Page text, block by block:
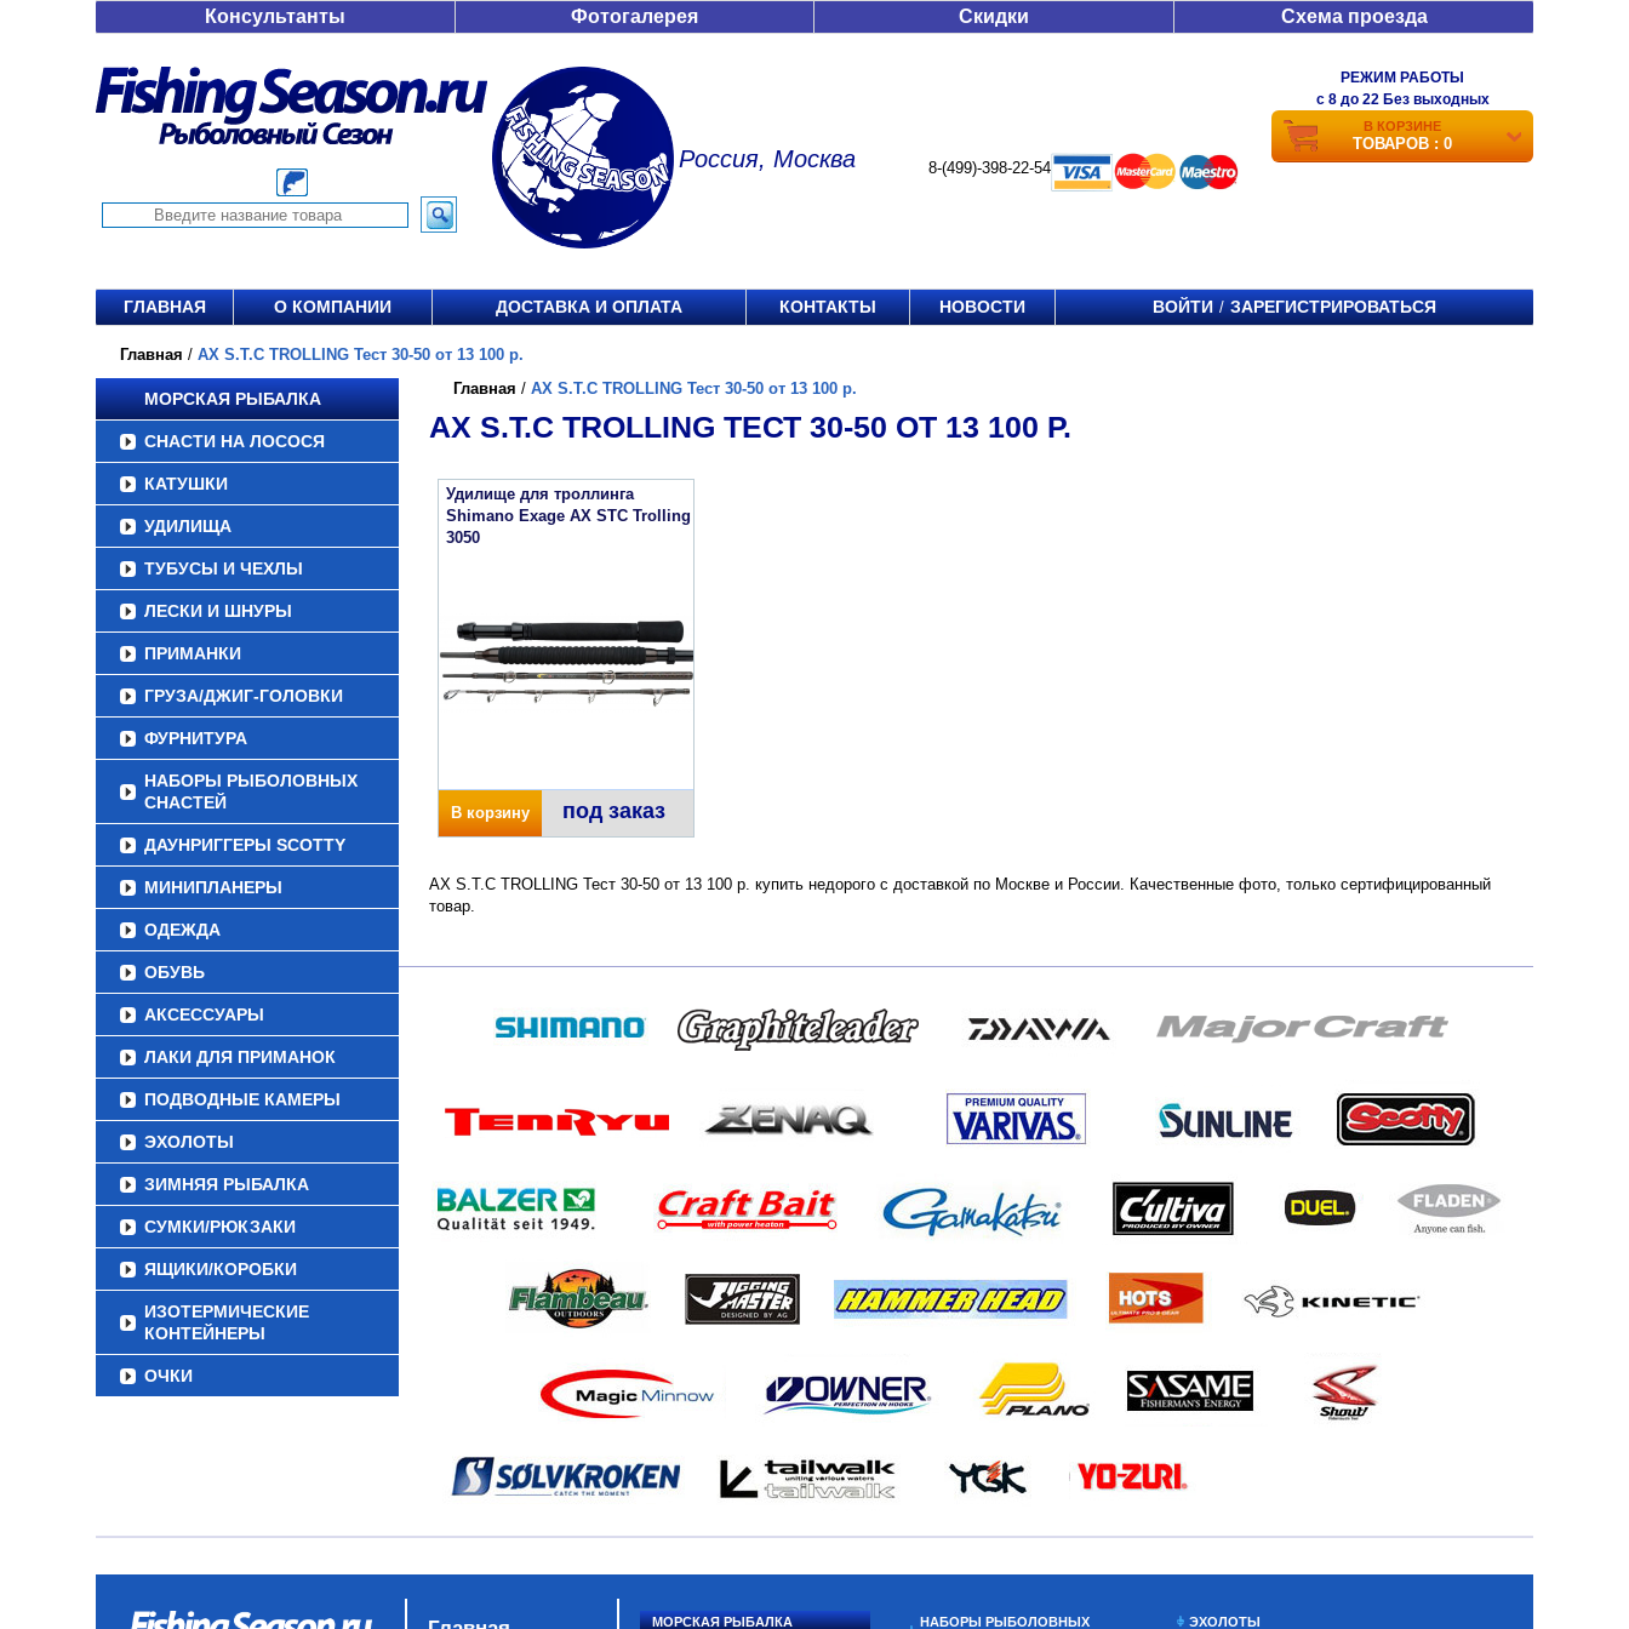
Консультанты Фотогалерея Скидки Схема проезда
Россия, Москва 8-(499)-398-22-54
РЕЖИМ РАБОТЫ
c 8 до 22 Без выходных
В КОРЗИНЕ
ТОВАРОВ : 0
ГЛАВНАЯ О КОМПАНИИ ДОСТАВКА И ОПЛАТА КОНТАКТЫ НОВОСТИ ВОЙТИ / ЗАРЕГИСТРИРОВАТЬСЯ
Главная / AX S.T.C TROLLING Тест 30-50 от 13 100 р.
МОРСКАЯ РЫБАЛКА
СНАСТИ НА ЛОСОСЯ
КАТУШКИ
УДИЛИЩА
ТУБУСЫ И ЧЕХЛЫ
ЛЕСКИ И ШНУРЫ
ПРИМАНКИ
ГРУЗА/ДЖИГ-ГОЛОВКИ
ФУРНИТУРА
НАБОРЫ РЫБОЛОВНЫХ
СНАСТЕЙ
ДАУНРИГГЕРЫ SCOTTY
МИНИПЛАНЕРЫ
ОДЕЖДА
ОБУВЬ
АКСЕССУАРЫ
ЛАКИ ДЛЯ ПРИМАНОК
ПОДВОДНЫЕ КАМЕРЫ
ЭХОЛОТЫ
ЗИМНЯЯ РЫБАЛКА
СУМКИ/РЮКЗАКИ
ЯЩИКИ/КОРОБКИ
ИЗОТЕРМИЧЕСКИЕ
КОНТЕЙНЕРЫ
ОЧКИ
Главная / AX S.T.C TROLLING Тест 30-50 от 13 100 р.
AX S.T.C TROLLING ТЕСТ 30-50 ОТ 13 100 Р.
Удилище для троллинга
Shimano Exage AX STC Trolling
3050
В корзину под заказ
AX S.T.C TROLLING Тест 30-50 от 13 100 р. купить недорого с доставкой по Москве и России. Качественные фото, только сертифицированный
товар.
МОРСКАЯ РЫБАЛКА НАБОРЫ РЫБОЛОВНЫХ ЭХОЛОТЫ